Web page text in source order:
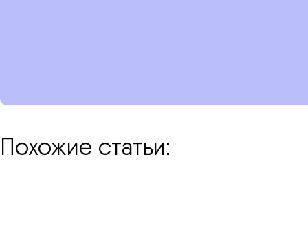
Похожие статьи: